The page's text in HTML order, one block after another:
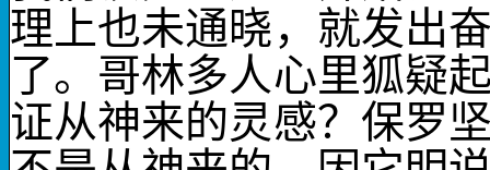
理上也未通晓，就发出
了。哥林多人心里狐疑
证从神来的灵感？保罗